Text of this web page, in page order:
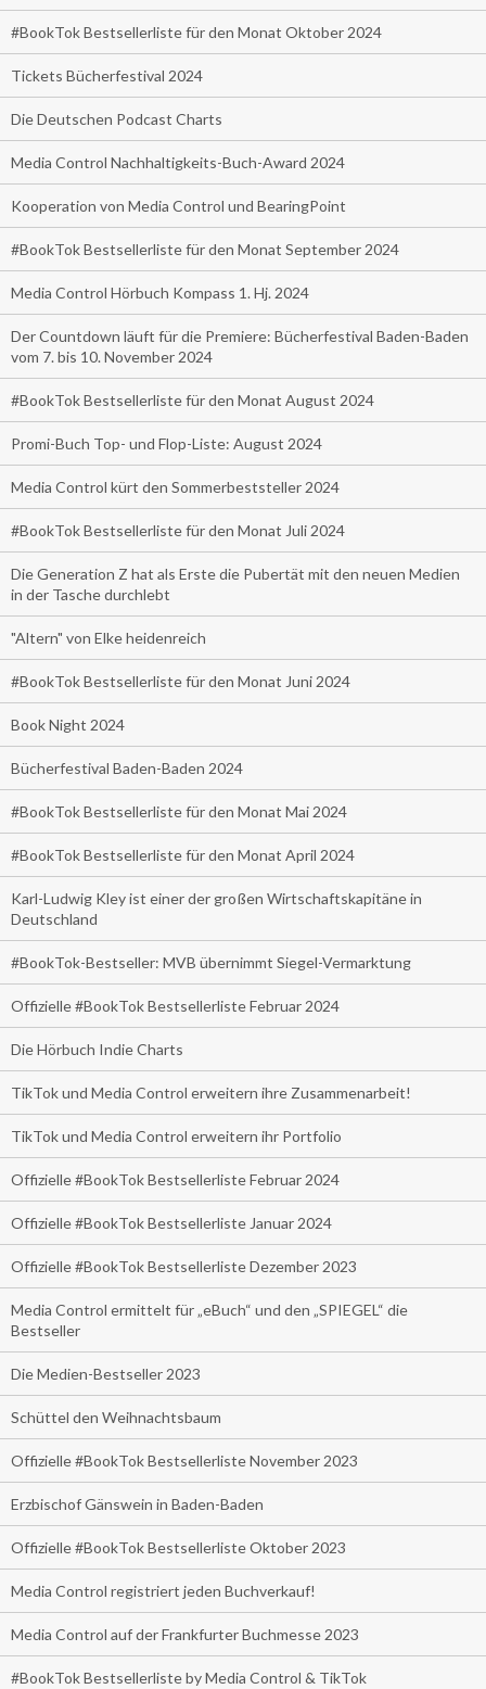
#BookTok Bestsellerliste für den Monat Oktober 2024
Tickets Bücherfestival 2024
Die Deutschen Podcast Charts
Media Control Nachhaltigkeits-Buch-Award 2024
Kooperation von Media Control und BearingPoint
#BookTok Bestsellerliste für den Monat September 2024
Media Control Hörbuch Kompass 1. Hj. 2024
Der Countdown läuft für die Premiere: Bücherfestival Baden-Baden
vom 7. bis 10. November 2024
#BookTok Bestsellerliste für den Monat August 2024
Promi-Buch Top- und Flop-Liste: August 2024
Media Control kürt den Sommerbeststeller 2024
#BookTok Bestsellerliste für den Monat Juli 2024
Die Generation Z hat als Erste die Pubertät mit den neuen Medien
in der Tasche durchlebt
"Altern" von Elke heidenreich
#BookTok Bestsellerliste für den Monat Juni 2024
Book Night 2024
Bücherfestival Baden-Baden 2024
#BookTok Bestsellerliste für den Monat Mai 2024
#BookTok Bestsellerliste für den Monat April 2024
Karl-Ludwig Kley ist einer der großen Wirtschaftskapitäne in
Deutschland
#BookTok-Bestseller: MVB übernimmt Siegel-Vermarktung
Offizielle #BookTok Bestsellerliste Februar 2024
Die Hörbuch Indie Charts
TikTok und Media Control erweitern ihre Zusammenarbeit!
TikTok und Media Control erweitern ihr Portfolio
Offizielle #BookTok Bestsellerliste Februar 2024
Offizielle #BookTok Bestsellerliste Januar 2024
Offizielle #BookTok Bestsellerliste Dezember 2023
Media Control ermittelt für „eBuch“ und den „SPIEGEL“ die
Bestseller
Die Medien-Bestseller 2023
Schüttel den Weihnachtsbaum
Offizielle #BookTok Bestsellerliste November 2023
Erzbischof Gänswein in Baden-Baden
Offizielle #BookTok Bestsellerliste Oktober 2023
Media Control registriert jeden Buchverkauf!
Media Control auf der Frankfurter Buchmesse 2023
#BookTok Bestsellerliste by Media Control & TikTok